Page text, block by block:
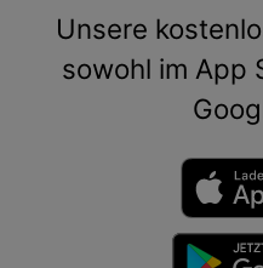
Unsere
sowohl im App